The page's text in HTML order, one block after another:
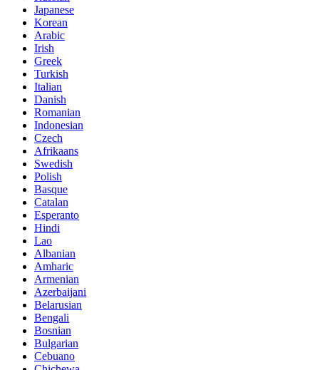
Japanese
Korean
Arabic
Irish
Greek
Turkish
Italian
Danish
Romanian
Indonesian
Czech
Afrikaans
Swedish
Polish
Basque
Catalan
Esperanto
Hindi
Lao
Albanian
Amharic
Armenian
Azerbaijani
Belarusian
Bengali
Bosnian
Bulgarian
Cebuano